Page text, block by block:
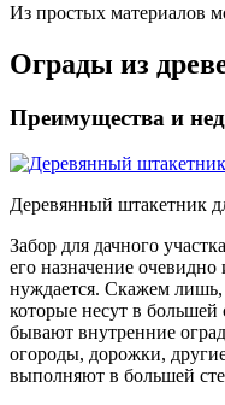
Из простых материалов
Ограды из
Преимущества и
Деревянный штакетник
Забор для дачного
его назначение
нуждается. Скажем
которые несут в
бывают внутренние
огороды, дорожки,
выполняют в большей